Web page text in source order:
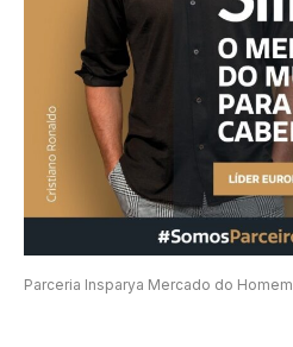
Parceria Insparya Mercado do Homem